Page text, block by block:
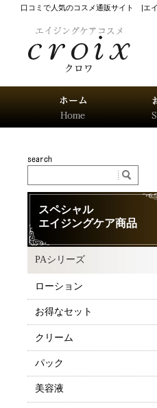
口コミで人気のコスメ通販サイト |エ
スペシャル
エイジングケア商品
PAシリーズ
ローション
お得なセット
クリーム
パック
美容液